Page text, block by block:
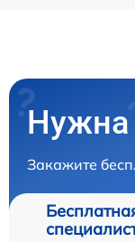
Нужна
Закажите